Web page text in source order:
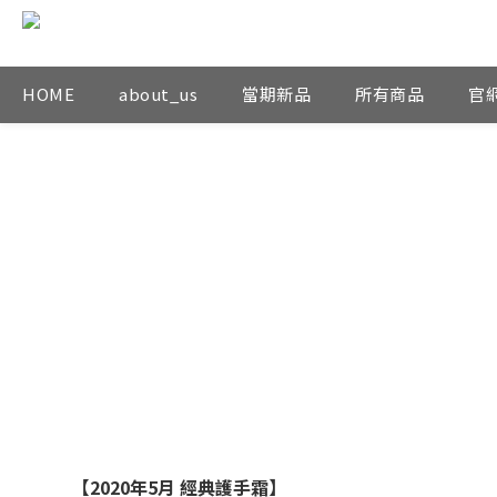
HOME about_us 當期新品 所有商品 官
【2020年5月 經典護手霜】